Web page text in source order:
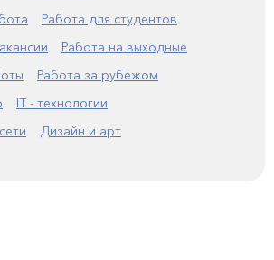
Работа для студентов
Работа на выходные
Работа за рубежом
IT - технологии
Дизайн и арт